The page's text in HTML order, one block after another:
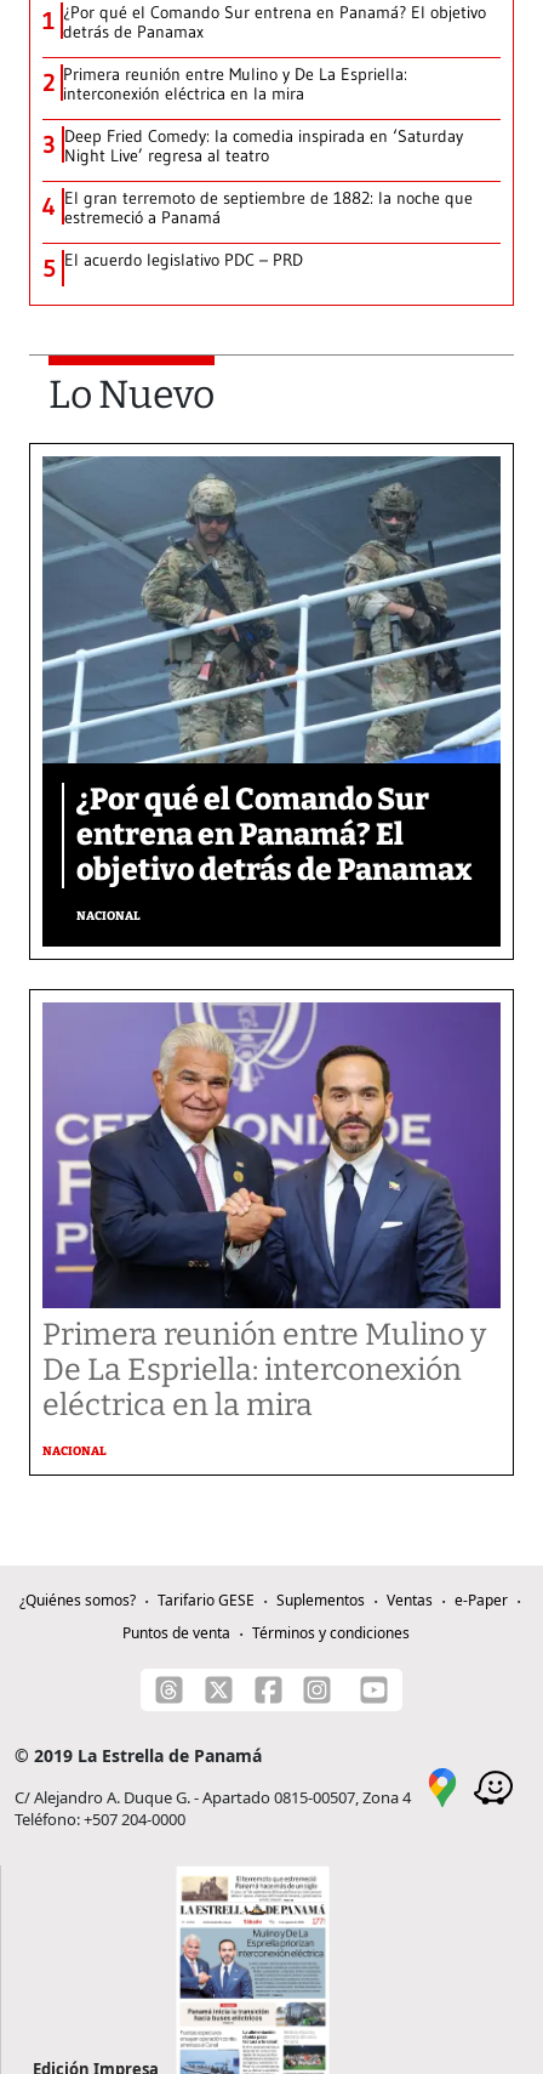
1 ¿Por qué el Comando Sur entrena en Panamá? El objetivo
detrás de Panamax
2 Primera reunión entre Mulino y De La Espriella:
interconexión eléctrica en la mira
3 Deep Fried Comedy: la comedia inspirada en ‘Saturday
Night Live’ regresa al teatro
4 El gran terremoto de septiembre de 1882: la noche que
estremeció a Panamá
5 El acuerdo legislativo PDC – PRD
Lo Nuevo
¿Por qué el Comando Sur
entrena en Panamá? El
objetivo detrás de Panamax
NACIONAL
Primera reunión entre Mulino y
De La Espriella: interconexión
eléctrica en la mira
NACIONAL
¿Quiénes somos? Tarifario GESE Suplementos Ventas
e-Paper
Puntos de venta
Términos y condiciones
© 2019 La Estrella de Panamá
C/ Alejandro A. Duque G. - Apartado 0815-00507, Zona 4
Teléfono: +507 204-0000
Edición Impresa